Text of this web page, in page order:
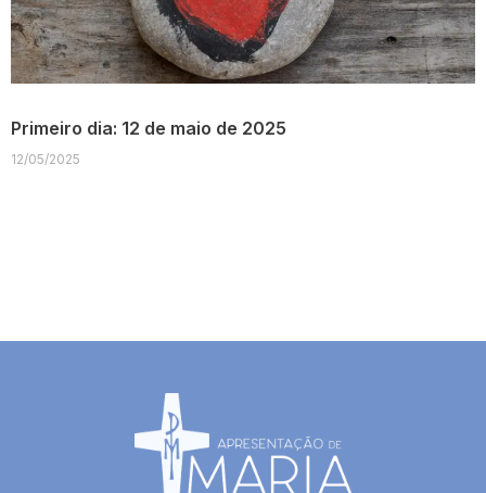
Primeiro dia: 12 de maio de 2025
12/05/2025